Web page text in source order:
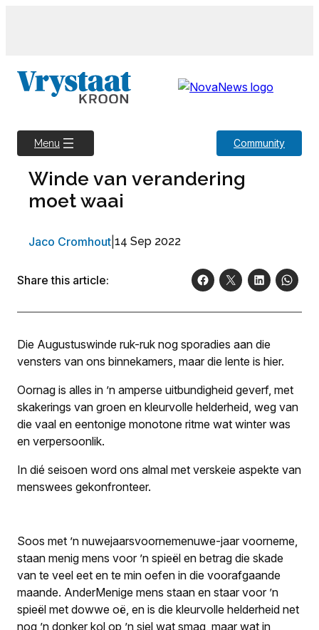
Menu Community
Winde van verandering
moet waai
Jaco Cromhout 14 Sep 2022
Share this article:
Die Augustuswinde ruk-ruk nog sporadies aan die
vensters van ons binnekamers, maar die lente is hier.
Oornag is alles in ’n amperse uitbundigheid geverf, met
skakerings van groen en kleurvolle helderheid, weg van
die vaal en eentonige monotone ritme wat winter was
en verpersoonlik.
In dié seisoen word ons almal met verskeie aspekte van
menswees gekonfronteer.
Soos met ’n nuwejaarsvoornemenuwe-jaar voorneme,
staan menig mens voor ’n spieël en betrag die skade
van te veel eet en te min oefen in die voorafgaande
maande. AnderMenige mens staan en staar voor ’n
spieël met dowwe oë, en is die kleurvolle helderheid net
nog ’n donker kol op ’n siel wat smag, maar wat in